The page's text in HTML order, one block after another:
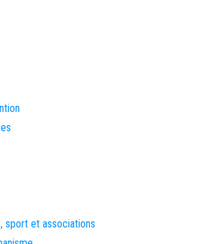
sport et associations